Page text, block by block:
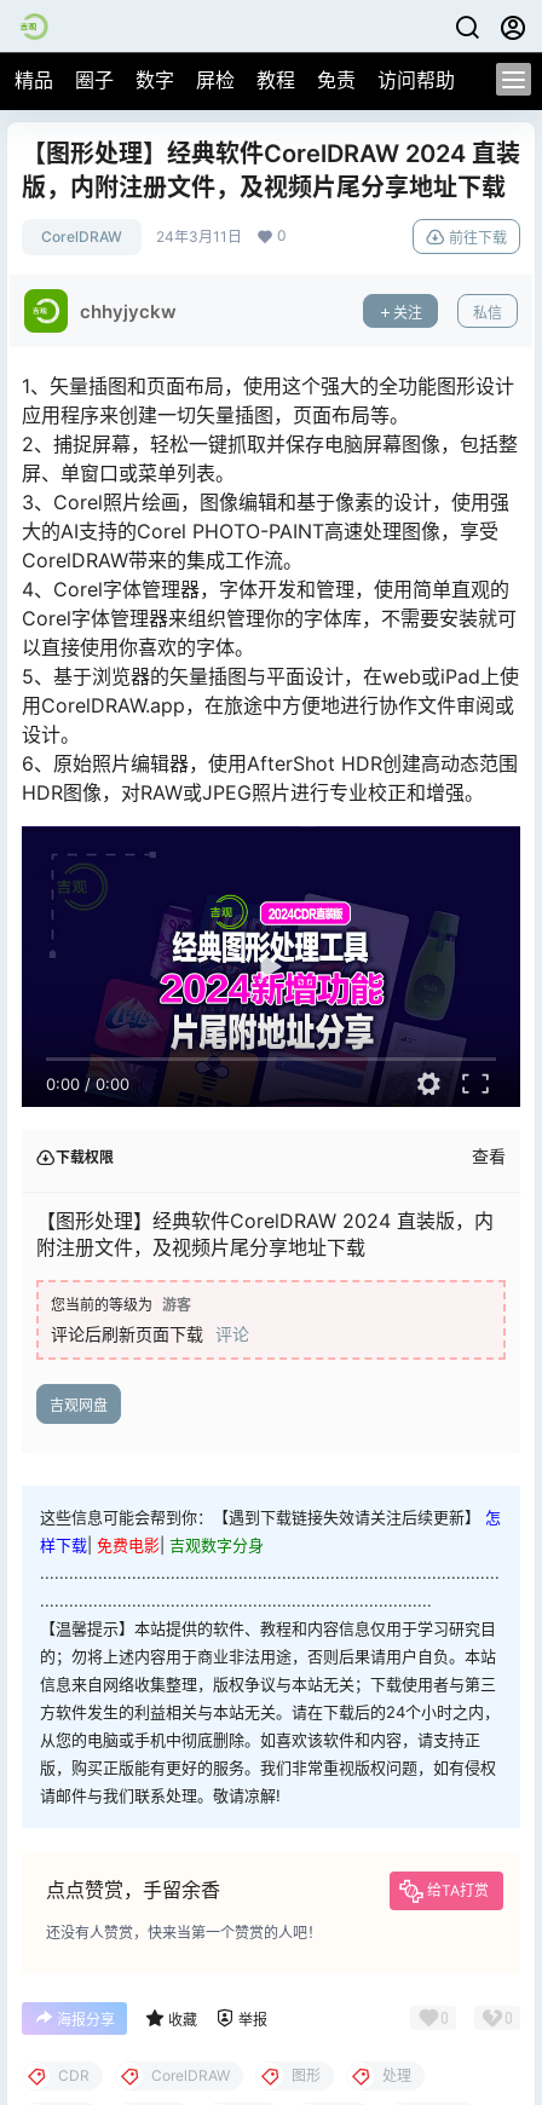
精品 圈子 数字 屏检 教程 免责 访问帮助
【图形处理】经典软件CorelDRAW 2024 直装
版，内附注册文件，及视频片尾分享地址下载
CorelDRAW 24年3月11日 0 前往下载
chhyjyckw 关注 私信
1、矢量插图和页面布局，使用这个强大的全功能图形设计
应用程序来创建一切矢量插图，页面布局等。
2、捕捉屏幕，轻松一键抓取并保存电脑屏幕图像，包括整
屏、单窗口或菜单列表。
3、Corel照片绘画，图像编辑和基于像素的设计，使用强
大的AI支持的Corel PHOTO-PAINT高速处理图像，享受
CorelDRAW带来的集成工作流。
4、Corel字体管理器，字体开发和管理，使用简单直观的
Corel字体管理器来组织管理你的字体库，不需要安装就可
以直接使用你喜欢的字体。
5、基于浏览器的矢量插图与平面设计，在web或iPad上使
用CorelDRAW.app，在旅途中方便地进行协作文件审阅或
设计。
6、原始照片编辑器，使用AfterShot HDR创建高动态范围
HDR图像，对RAW或JPEG照片进行专业校正和增强。
0:00 / 0:00
下载权限 查看
【图形处理】经典软件CorelDRAW 2024 直装版，内
附注册文件，及视频片尾分享地址下载
您当前的等级为 游客
评论后刷新页面下载 评论
吉观网盘
这些信息可能会帮到你：【遇到下载链接失效请关注后续更新】 怎
样下载 免费电影 吉观数字分身
...............................................................................................
.................................................................................
【温馨提示】本站提供的软件、教程和内容信息仅用于学习研究目
的；勿将上述内容用于商业非法用途，否则后果请用户自负。本站
信息来自网络收集整理，版权争议与本站无关；下载使用者与第三
方软件发生的利益相关与本站无关。请在下载后的24个小时之内，
从您的电脑或手机中彻底删除。如喜欢该软件和内容，请支持正
版，购买正版能有更好的服务。我们非常重视版权问题，如有侵权
请邮件与我们联系处理。敬请凉解!
点点赞赏，手留余香 给TA打赏
还没有人赞赏，快来当第一个赞赏的人吧！
海报分享 收藏 举报 0 0
CDR CorelDRAW 图形 处理